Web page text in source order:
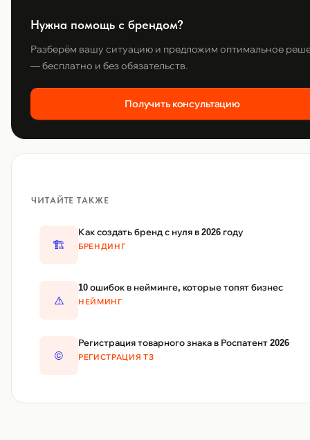
Нужна помощь с брендом?
Разберём вашу ситуацию и предложим оптимальное
— бесплатно и без обязательств.
Получить консультацию
ЧИТАЙТЕ ТАКЖЕ
🏗️
Как создать бренд с нуля в 2026 году
БРЕНДИНГ
⚠️
10 ошибок в нейминге, которые топят бизнес
НЕЙМИНГ
©️
Регистрация товарного знака в Роспатент 2026
РЕГИСТРАЦИЯ ТЗ